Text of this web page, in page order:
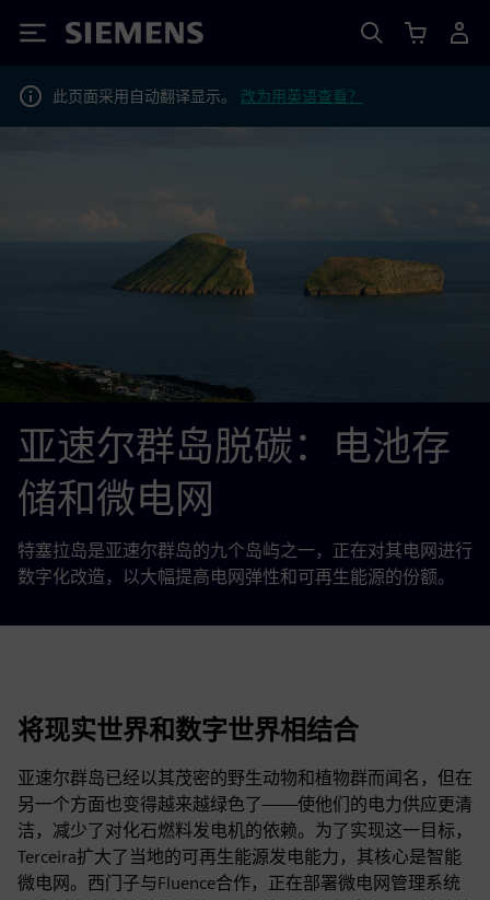
Siemens
此页面采用自动翻译显示。 改为用英语查看？
亚速尔群岛脱碳：电池存
储和微电网
特塞拉岛是亚速尔群岛的九个岛屿之一，正在对其电网进行
数字化改造，以大幅提高电网弹性和可再生能源的份额。
将现实世界和数字世界相结合
亚速尔群岛已经以其茂密的野生动物和植物群而闻名，但在
另一个方面也变得越来越绿色了——使他们的电力供应更清
洁，减少了对化石燃料发电机的依赖。为了实现这一目标，
Terceira扩大了当地的可再生能源发电能力，其核心是智能
微电网。西门子与Fluence合作，正在部署微电网管理系统